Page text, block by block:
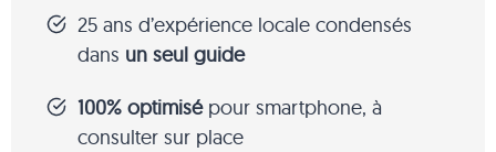
25 ans d’expérience locale condensés
dans un seul guide
100% optimisépour smartphone, à
consulter sur place